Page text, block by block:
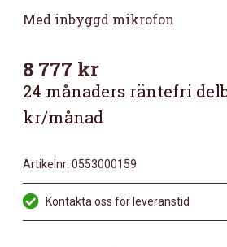
Med inbyggd mikrofon
8 777 kr
24 månaders räntefri
kr/månad
Artikelnr: 0553000159
Kontakta oss för leveranstid